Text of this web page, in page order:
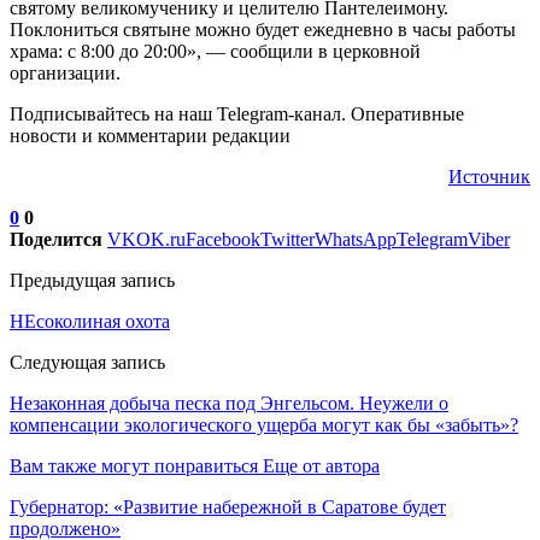
святому великомученику и целителю Пантелеимону.
Поклониться святыне можно будет ежедневно в часы работы
храма: с 8:00 до 20:00», — сообщили в церковной
организации.
Подписывайтесь на наш Telegram-канал. Оперативные
новости и комментарии редакции
Источник
0 0
Поделится VKOK.ruFacebookTwitterWhatsAppTelegramViber
Предыдущая запись
НЕсоколиная охота
Следующая запись
Незаконная добыча песка под Энгельсом. Неужели о
компенсации экологического ущерба могут как бы «забыть»?
Вам также могут понравиться Еще от автора
Губернатор: «Развитие набережной в Саратове будет
продолжено»